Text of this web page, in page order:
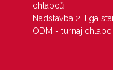
chlapců
Nadstavba 2. liga
ODM - turnaj chlapci